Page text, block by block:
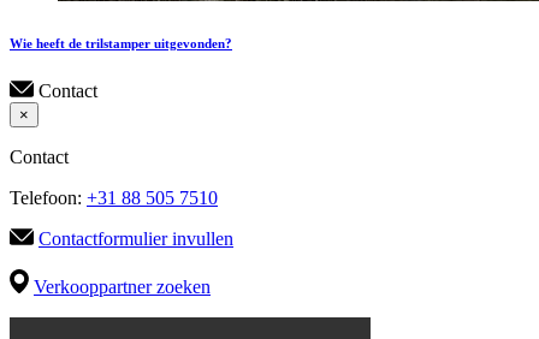
Wie heeft de trilstamper uitgevonden?
Contact
×
Contact
Telefoon: +31 88 505 7510
Contactformulier invullen
Verkooppartner zoeken